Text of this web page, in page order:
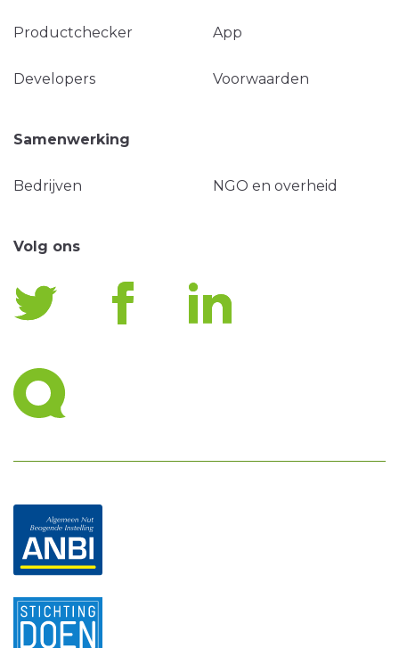
Productchecker App
Developers Voorwaarden
Samenwerking
Bedrijven NGO en overheid
Volg ons